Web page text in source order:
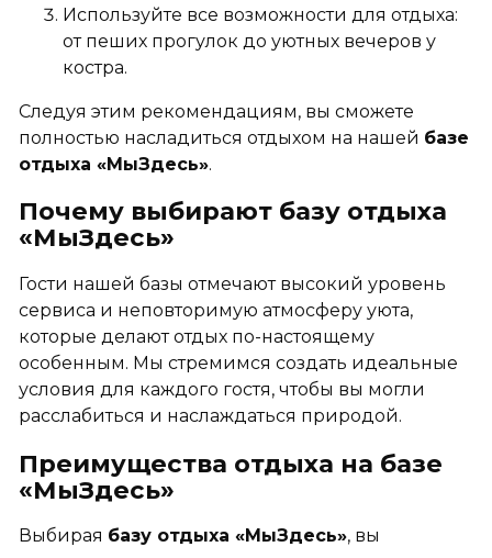
Используйте все возможности для отдыха:
от пеших прогулок до уютных вечеров у
костра.
Следуя этим рекомендациям, вы сможете
полностью насладиться отдыхом на нашей базе
отдыха «МыЗдесь».
Почему выбирают базу отдыха
«МыЗдесь»
Гости нашей базы отмечают высокий уровень
сервиса и неповторимую атмосферу уюта,
которые делают отдых по-настоящему
особенным. Мы стремимся создать идеальные
условия для каждого гостя, чтобы вы могли
расслабиться и наслаждаться природой.
Преимущества отдыха на базе
«МыЗдесь»
Выбирая базу отдыха «МыЗдесь», вы